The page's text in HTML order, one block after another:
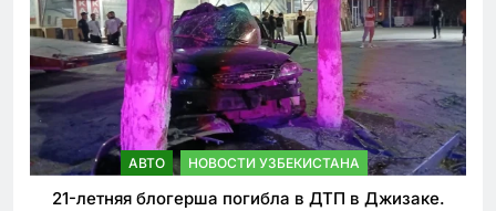
АВТО НОВОСТИ УЗБЕКИСТАНА
21-летняя блогерша погибла в ДТП в Джизаке.